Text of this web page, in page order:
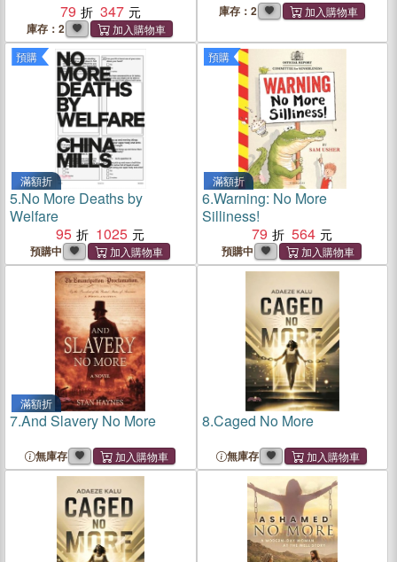
79
347
庫存：2
庫存：2
預購
滿額折
5.No More Deaths by
Welfare
95
1025
預購中
預購
滿額折
6.Warning: No More
Silliness!
79
564
預購中
滿額折
7.And Slavery No More
無庫存
8.Caged No More
無庫存